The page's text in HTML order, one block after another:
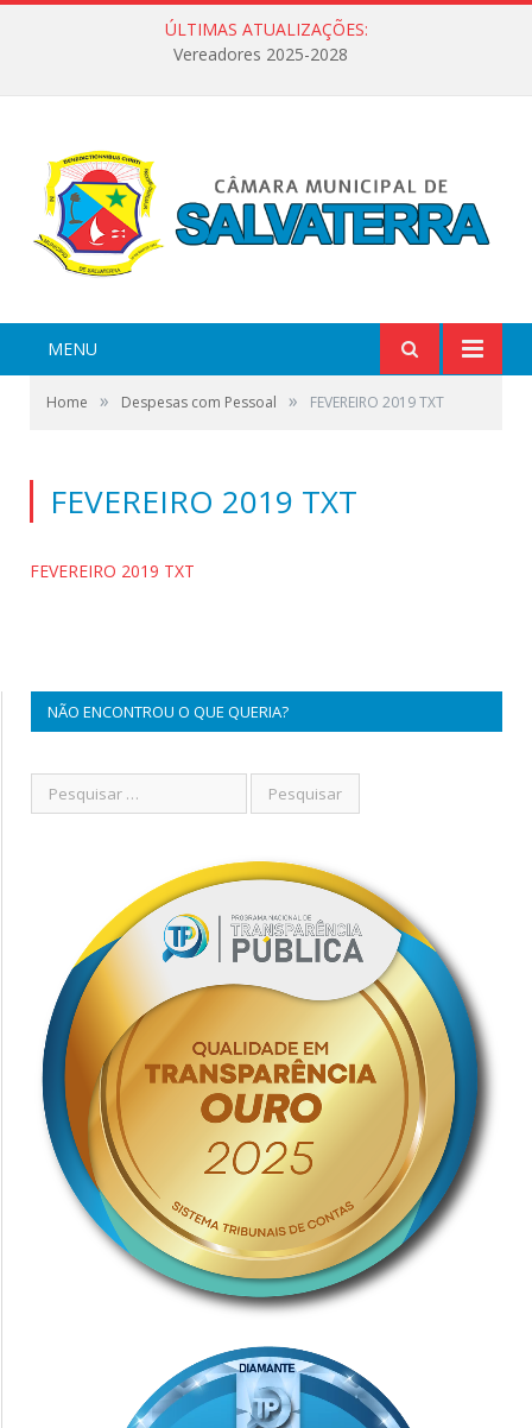
ÚLTIMAS ATUALIZAÇÕES:
Vereadores 2025-2028
MENU
Home » Despesas com Pessoal » FEVEREIRO 2019 TXT
FEVEREIRO 2019 TXT
FEVEREIRO 2019 TXT
NÃO ENCONTROU O QUE QUERIA?